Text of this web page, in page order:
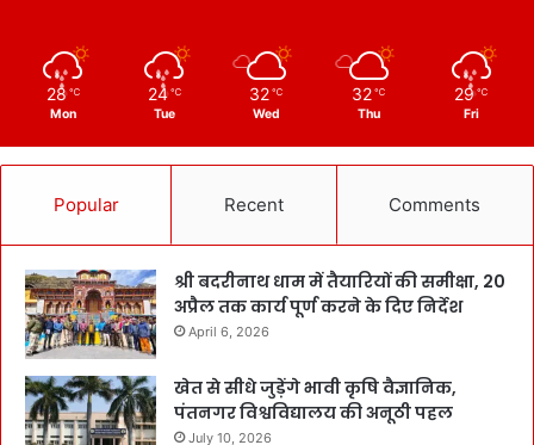
28 ℃
Mon
24 ℃
Tue
32 ℃
Wed
32 ℃
Thu
29 ℃
Fri
Popular Recent Comments
श्री बदरीनाथ धाम में तैयारियों की समीक्षा, 20
अप्रैल तक कार्य पूर्ण करने के दिए निर्देश
April 6, 2026
खेत से सीधे जुड़ेंगे भावी कृषि वैज्ञानिक,
पंतनगर विश्वविद्यालय की अनूठी पहल
July 10, 2026